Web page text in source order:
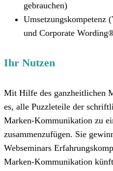
gebrauchen)
Umsetzungskompetenz
und Corporate
Ihr Nutzen
Mit Hilfe des ganzheitlichen
es, alle Puzzleteile der
Marken-Kommunikation zu
zusammenzufügen. Sie
Webseminars
Marken-Kommunikation